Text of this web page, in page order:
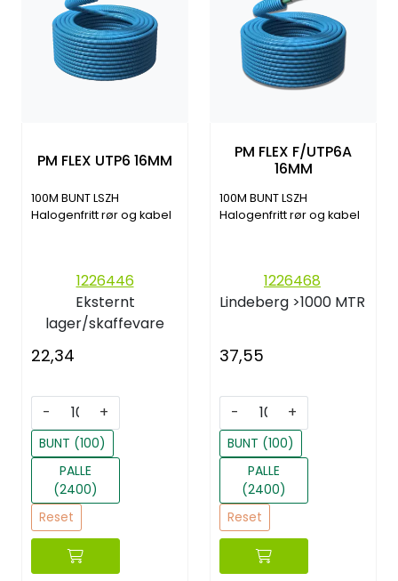
PM FLEX UTP6 16MM
100M BUNT LSZH
Halogenfritt rør og kabel
1226446
Eksternt
lager/skaffevare
22,34
- +
BUNT (100)
PALLE
(2400)
Reset
PM FLEX F/UTP6A
16MM
100M BUNT LSZH
Halogenfritt rør og kabel
1226468
Lindeberg >1000 MTR
37,55
- +
BUNT (100)
PALLE
(2400)
Reset